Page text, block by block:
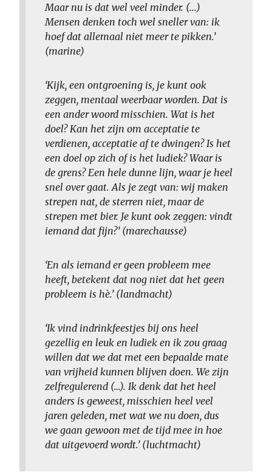
Maar nu is dat wel veel minder. (...)
Mensen denken toch wel sneller van: ik
hoef dat allemaal niet meer te pikken.’
(marine)
‘Kijk, een ontgroening is, je kunt ook
zeggen, mentaal weerbaar worden. Dat is
een ander woord misschien. Wat is het
doel? Kan het zijn om acceptatie te
verdienen, acceptatie af te dwingen? Is het
een doel op zich of is het ludiek? Waar is
de grens? Een hele dunne lijn, waar je heel
snel over gaat. Als je zegt van: wij maken
strepen nat, de sterren niet, maar de
strepen met bier. Je kunt ook zeggen: vindt
iemand dat fijn?’ (marechausse)
‘En als iemand er geen probleem mee
heeft, betekent dat nog niet dat het geen
probleem is hè.’ (landmacht)
‘Ik vind indrinkfeestjes bij ons heel
gezellig en leuk en ludiek en ik zou graag
willen dat we dat met een bepaalde mate
van vrijheid kunnen blijven doen. We zijn
zelfregulerend (…). Ik denk dat het heel
anders is geweest, misschien heel veel
jaren geleden, met wat we nu doen, dus
we gaan gewoon met de tijd mee in hoe
dat uitgevoerd wordt.’ (luchtmacht)